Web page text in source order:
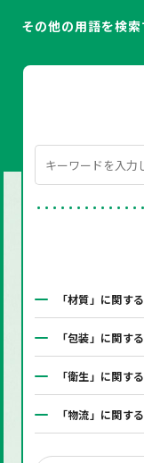
その他の用語を検索
「材質」に関す
「包装」に関す
「衛生」に関す
「物流」に関す
「システム」に